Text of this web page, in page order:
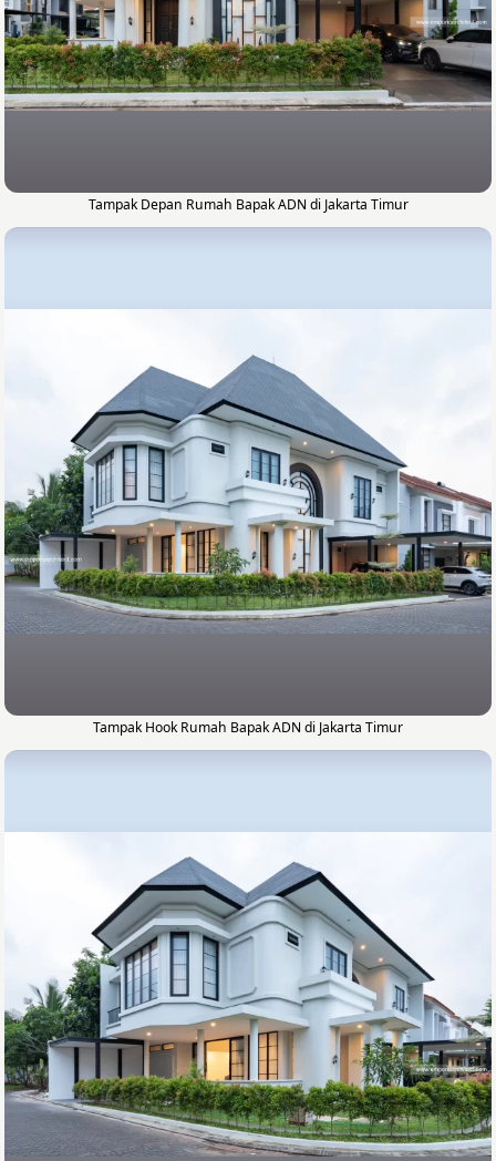
Tampak Depan Rumah Bapak ADN di Jakarta Timur
Tampak Hook Rumah Bapak ADN di Jakarta Timur